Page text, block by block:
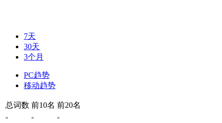
7天
30天
3个月
PC趋势
移动趋势
总词数 前10名 前20名
-
- -